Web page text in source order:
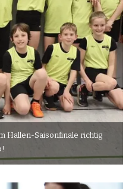
Hallen-Saisonfinale richtig